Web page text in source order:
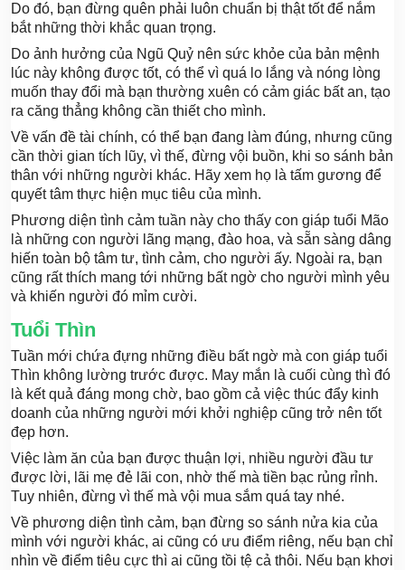
Do đó, bạn đừng quên phải luôn chuẩn bị thật tốt để nắm
bắt những thời khắc quan trọng.
Do ảnh hưởng của Ngũ Quỷ nên sức khỏe của bản mệnh
lúc này không được tốt, có thể vì quá lo lắng và nóng lòng
muốn thay đổi mà bạn thường xuên có cảm giác bất an, tạo
ra căng thẳng không cần thiết cho mình.
Về vấn đề tài chính, có thể bạn đang làm đúng, nhưng cũng
cần thời gian tích lũy, vì thế, đừng vội buồn, khi so sánh bản
thân với những người khác. Hãy xem họ là tấm gương để
quyết tâm thực hiện mục tiêu của mình.
Phương diện tình cảm tuần này cho thấy con giáp tuổi Mão
là những con người lãng mạng, đào hoa, và sẵn sàng dâng
hiến toàn bộ tâm tư, tình cảm, cho người ấy. Ngoài ra, bạn
cũng rất thích mang tới những bất ngờ cho người mình yêu
và khiến người đó mỉm cười.
Tuổi Thìn
Tuần mới chứa đựng những điều bất ngờ mà con giáp tuổi
Thìn không lường trước được. May mắn là cuối cùng thì đó
là kết quả đáng mong chờ, bao gồm cả việc thúc đẩy kinh
doanh của những người mới khởi nghiệp cũng trở nên tốt
đẹp hơn.
Việc làm ăn của bạn được thuận lợi, nhiều người đầu tư
được lời, lãi mẹ đẻ lãi con, nhờ thế mà tiền bạc rủng rỉnh.
Tuy nhiên, đừng vì thế mà vội mua sắm quá tay nhé.
Về phương diện tình cảm, bạn đừng so sánh nửa kia của
mình với người khác, ai cũng có ưu điểm riêng, nếu bạn chỉ
nhìn về điểm tiêu cực thì ai cũng tồi tệ cả thôi. Nếu bạn khơi